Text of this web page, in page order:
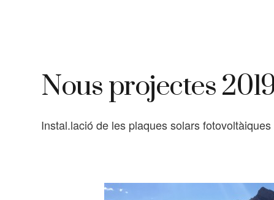
Nous projectes
Instal.lació de les plaques solars